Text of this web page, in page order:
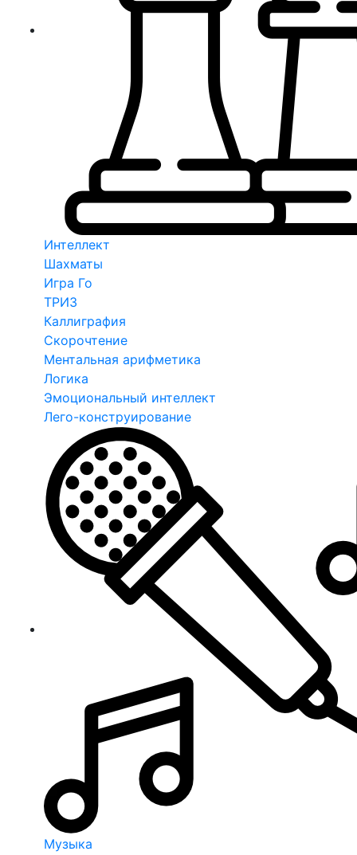
Интеллект
Шахматы
Игра Го
ТРИЗ
Каллиграфия
Скорочтение
Ментальная арифметика
Логика
Эмоциональный интеллект
Лего-конструирование
Музыка